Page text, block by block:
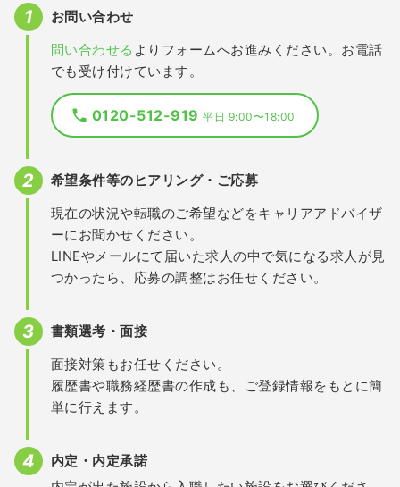
お問い合わせ
問い合わせる よりフォームへお進みください。お電話
でも受け付けています。
0120-512-919平日 9:00〜18:00
希望条件等のヒアリング・ご応募
現在の状況や転職のご希望などをキャリアアドバイザ
ーにお聞かせください。
LINEやメールにて届いた求人の中で気になる求人が見
つかったら、応募の調整はお任せください。
書類選考・面接
面接対策もお任せください。
履歴書や職務経歴書の作成も、ご登録情報をもとに簡
単に行えます。
内定・内定承諾